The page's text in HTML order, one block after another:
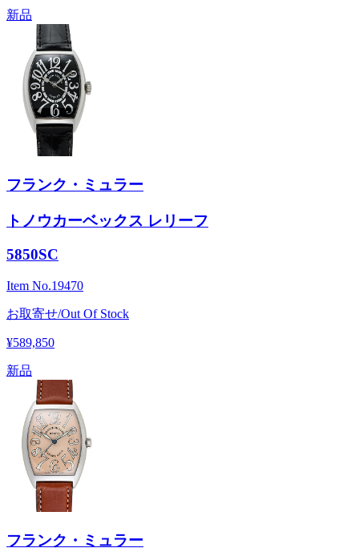
新品
フランク・ミュラー
トノウカーベックス レリーフ
5850SC
Item No.19470
お取寄せ/Out Of Stock
¥589,850
新品
フランク・ミュラー